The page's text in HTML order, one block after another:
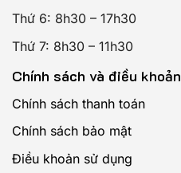
Thứ 6: 8h30 – 17h30
Thứ 7: 8h30 – 11h30
Chính sách và điều khoản
Chính sách thanh toán
Chính sách bảo mật
Điều khoản sử dụng